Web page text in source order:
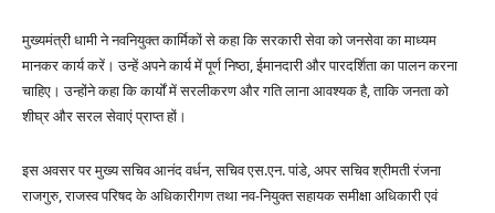
मुख्यमंत्री धामी ने नवनियुक्त कार्मिकों से कहा कि सरकारी सेवा को जनसेवा का माध्यम
मानकर कार्य करें। उन्हें अपने कार्य में पूर्ण निष्ठा, ईमानदारी और पारदर्शिता का पालन करना
चाहिए। उन्होंने कहा कि कार्यों में सरलीकरण और गति लाना आवश्यक है, ताकि जनता को
शीघ्र और सरल सेवाएं प्राप्त हों।
इस अवसर पर मुख्य सचिव आनंद वर्धन, सचिव एस.एन. पांडे, अपर सचिव श्रीमती रंजना
राजगुरु, राजस्व परिषद के अधिकारीगण तथा नव-नियुक्त सहायक समीक्षा अधिकारी एवं